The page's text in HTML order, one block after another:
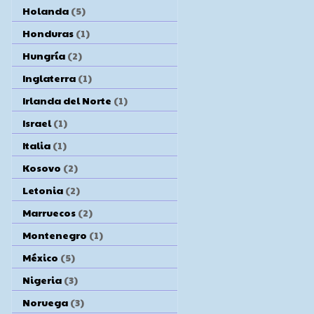
Holanda (5)
Honduras (1)
Hungría (2)
Inglaterra (1)
Irlanda del Norte (1)
Israel (1)
Italia (1)
Kosovo (2)
Letonia (2)
Marruecos (2)
Montenegro (1)
México (5)
Nigeria (3)
Noruega (3)